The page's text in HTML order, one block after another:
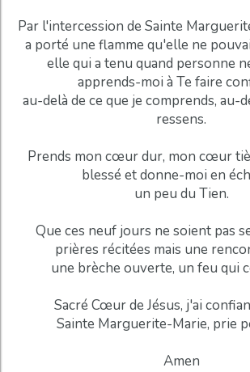
Par l'intercession de Sainte
a porté une flamme qu'elle ne
elle qui a tenu quand personne
apprends-moi à Te faire
au-delà de ce que je comprends, au-
ressens.
Prends mon cœur dur, mon cœur
blessé et donne-moi en
un peu du Tien.
Que ces neuf jours ne soient pas
prières récitées mais une
une brèche ouverte, un feu qui
Sacré Cœur de Jésus, j'ai
Sainte Marguerite-Marie, prie
Amen